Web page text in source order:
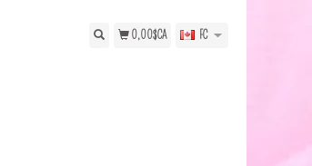
0,00$CA FC